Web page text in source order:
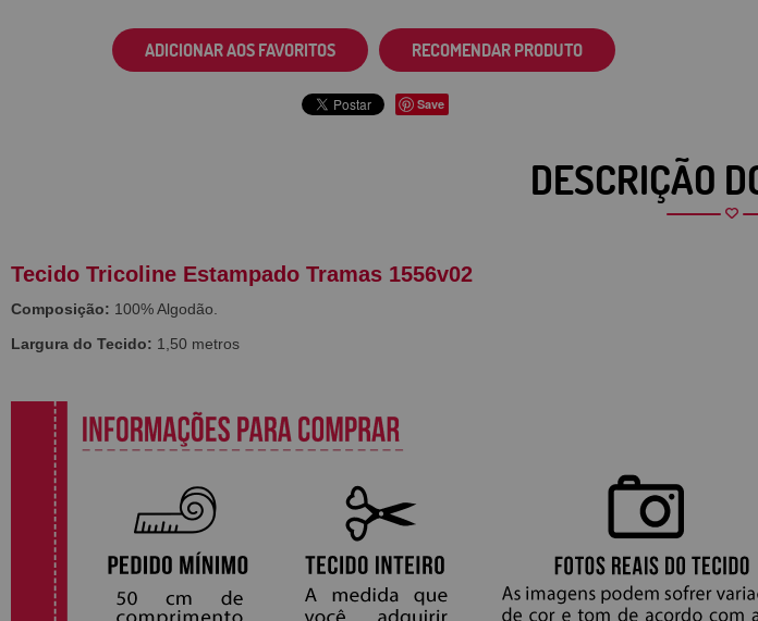
ADICIONAR AOS FAVORITOS RECOMENDAR PRODUTO
Save
DESCRIÇÃO
Tecido Tricoline Estampado Tramas 1556v02
Composição: 100% Algodão.
Largura do Tecido: 1,50 metros